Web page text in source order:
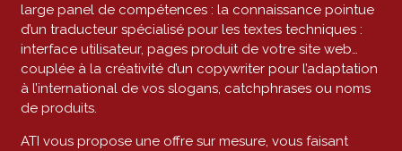
large panel de compétences : la connaissance pointue
d’un traducteur spécialisé pour les textes techniques :
interface utilisateur, pages produit de votre site web…
couplée à la créativité d’un copywriter pour l’adaptation
à l’international de vos slogans, catchphrases ou noms
de produits.
ATI vous propose une offre sur mesure, vous faisant